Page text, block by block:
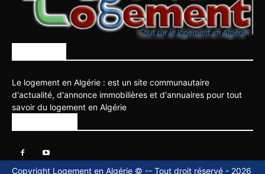
Le logement en Algérie : est un site communautaire
d'actualité, d'annonce immobilières et d'annuaires pour tout
savoir du logement en Algérie
Copyright Logement en Algérie © -- Tout droit réservé - 2026